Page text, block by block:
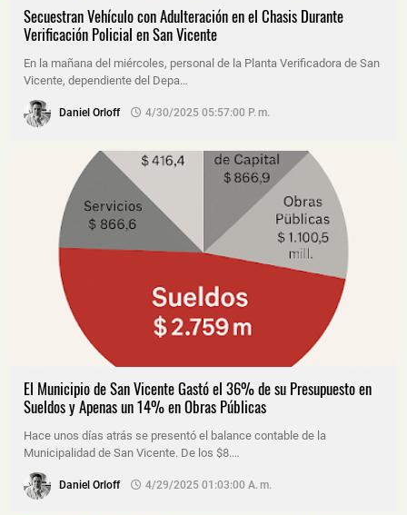
Secuestran Vehículo con Adulteración en el Chasis Durante
Verificación Policial en San Vicente
En la mañana del miércoles, personal de la Planta Verificadora de San
Vicente, dependiente del Depa…
Daniel Orloff 4/30/2025 05:57:00 P. M.
El Municipio de San Vicente Gastó el 36% de su Presupuesto en
Sueldos y Apenas un 14% en Obras Públicas
Hace unos días atrás se presentó el balance contable de la
Municipalidad de San Vicente. De los $8.…
Daniel Orloff 4/29/2025 01:03:00 A. M.